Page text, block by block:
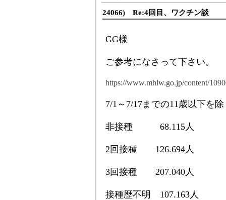
24066) Re:4回目、ワクチン談
GG様
ご参考になさって下さい。
https://www.mhlw.go.jp/content/
7/1～7/17までの11歳以下を
非接種 68.115人
2回接種 126.694人
3回接種 207.040人
接種歴不明 107.163人